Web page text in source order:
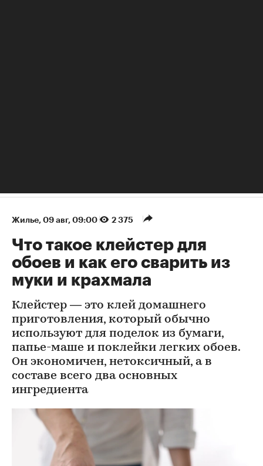
Жилье⁠, 09 авг, 09:00 2 375
Что такое клейстер для
обоев и как его сварить из
муки и крахмала
Клейстер — это клей домашнего
приготовления, который обычно
используют для поделок из бумаги,
папье-маше и поклейки легких обоев.
Он экономичен, нетоксичный, а в
составе всего два основных
ингредиента